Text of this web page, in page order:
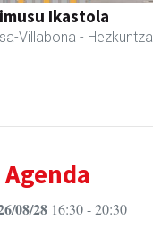
Ikastola
Villabona - Hezkuntza
Agenda
08/28 16:30 - 20:30